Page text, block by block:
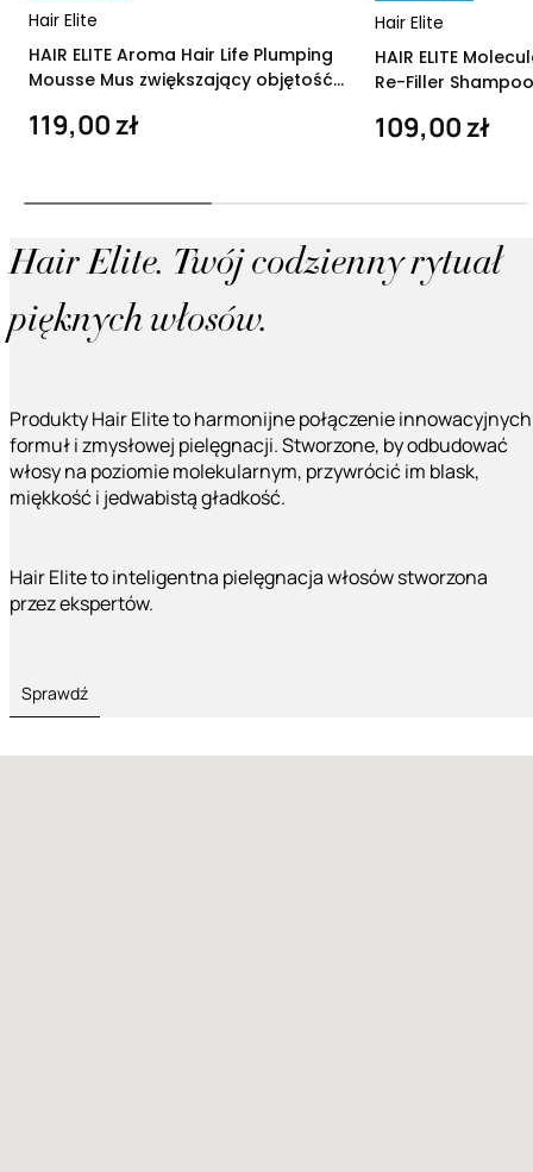
Hair Elite
HAIR ELITE Aroma Hair Life Plumping
Mousse Mus zwiększający objętość
119,00 zł
Hair Elite
HAIR ELITE
Re-Filler
109,00 zł
Hair Elite. Twój codzienny rytuał
pięknych włosów.
Produkty Hair Elite to harmonijne połączenie innowacyjnych
formuł i zmysłowej pielęgnacji. Stworzone, by odbudować
włosy na poziomie molekularnym, przywrócić im blask,
miękkość i jedwabistą gładkość.
Hair Elite to inteligentna pielęgnacja włosów stworzona
przez ekspertów.
Sprawdź